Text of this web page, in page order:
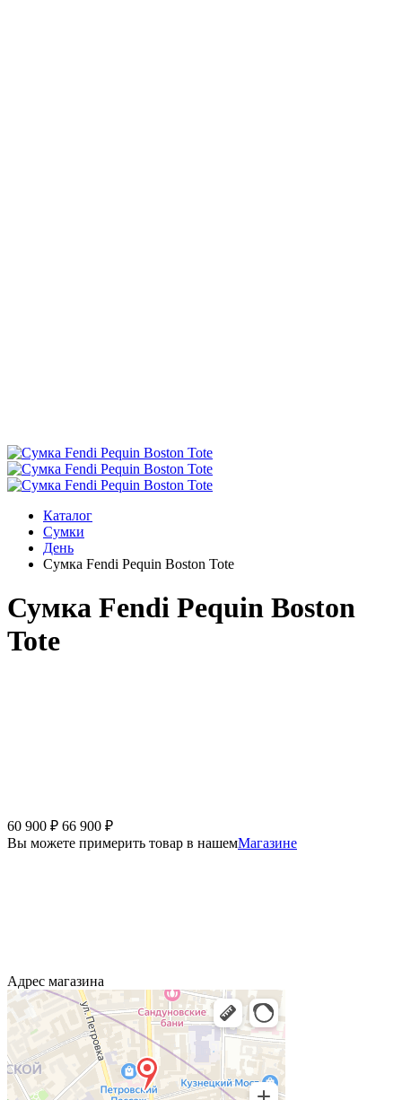
Каталог
Сумки
День
Сумка Fendi Pequin Boston Tote
Сумка Fendi Pequin Boston
Tote
60 900 ₽ 66 900 ₽
Вы можете примерить товар в нашемМагазине
Адрес магазина